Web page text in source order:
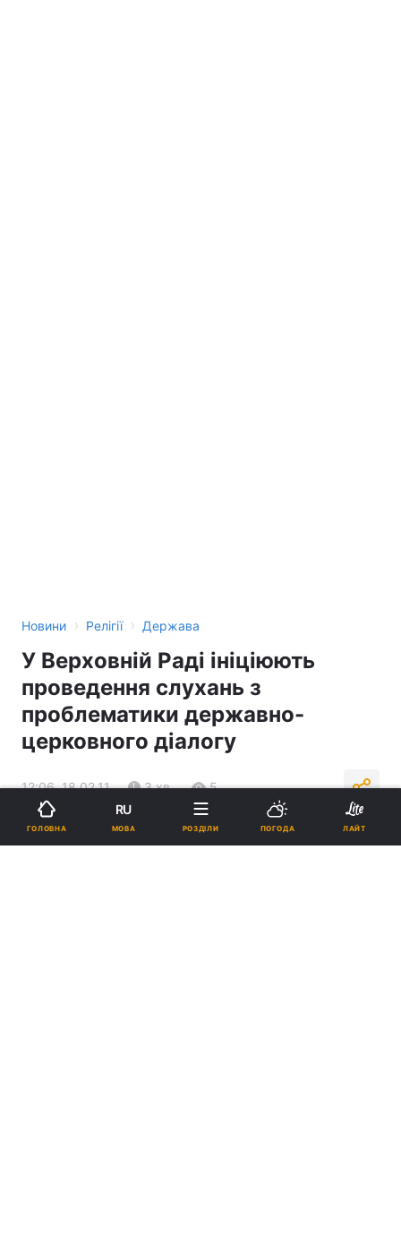
Новини › Релігії › Держава
У Верховній Раді ініціюють
проведення слухань з
проблематики державно-
церковного діалогу
12:06, 18.02.11 3 хв. 5
Підпишіться на нас в Google
ГОЛОВНА
RU
МОВА РОЗДІЛИ ПОГОДА ЛАЙТ